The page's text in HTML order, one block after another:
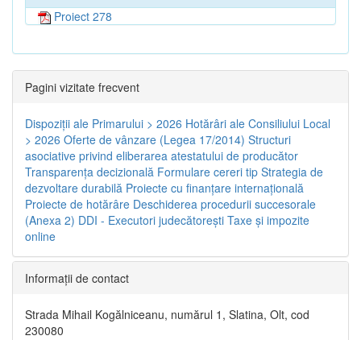
Proiect 278
Pagini vizitate frecvent
Dispoziţii ale Primarului > 2026 Hotărâri ale Consiliului Local
> 2026 Oferte de vânzare (Legea 17/2014) Structuri
asociative privind eliberarea atestatului de producător
Transparenţa decizională Formulare cereri tip Strategia de
dezvoltare durabilă Proiecte cu finanţare internaţională
Proiecte de hotărâre Deschiderea procedurii succesorale
(Anexa 2) DDI - Executori judecătorești Taxe şi impozite
online
Informaţii de contact
Strada Mihail Kogălniceanu, numărul 1, Slatina, Olt, cod
230080